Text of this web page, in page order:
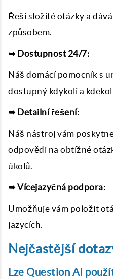
Řeší složité otázky a
způsobem.
➥ Dostupnost 24/7:
Náš domácí pomocník s
dostupný kdykoli a
➥ Detailní řešení:
Náš nástroj vám
odpovědi na obtížné
úkolů.
➥ Vícejazyčná podpora:
Umožňuje vám položit
jazycích.
Nejčastější
Lze Question AI